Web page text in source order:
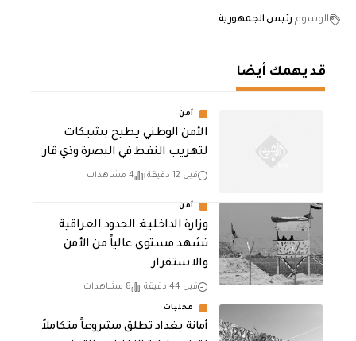
الوسوم رئيس الجمهورية
قد يهمك أيضا
أمن
الأمن الوطني يطيح بشبكات
لتهريب النفط في البصرة وذي قار
قبل 12 دقيقة 4 مشاهدات
أمن
وزارة الداخلية: الحدود العراقية
تشهد مستوى عالياً من الأمن
والاستقرار
قبل 44 دقيقة 8 مشاهدات
محليات
أمانة بغداد تطلق مشروعاً متكاملاً